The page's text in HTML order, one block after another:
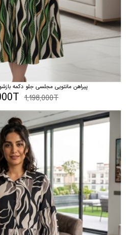
پیراهن مانتویی مجلسی جلو دکمه
1,198,000T